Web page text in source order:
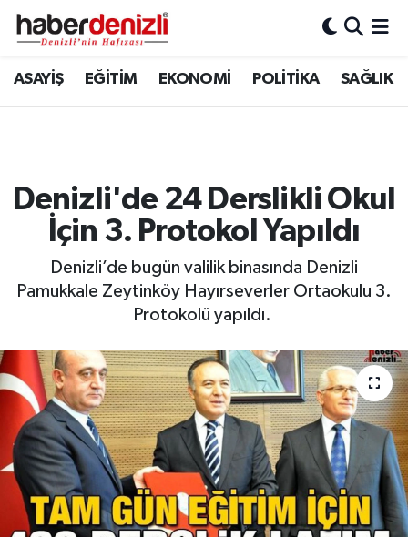
ASAYİŞ EĞİTİM EKONOMİ POLİTİKA SAĞLIK
Denizli'de 24 Derslikli Okul
İçin 3. Protokol Yapıldı
Denizli’de bugün valilik binasında Denizli
Pamukkale Zeytinköy Hayırseverler Ortaokulu 3.
Protokolü yapıldı.
Denizli Nöbetçi Eczaneler
Puan Durumu ve Fikstür
Son Dakika Haberleri
Haber Arşivi